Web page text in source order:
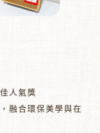
人氣獎
融合環保美學與在